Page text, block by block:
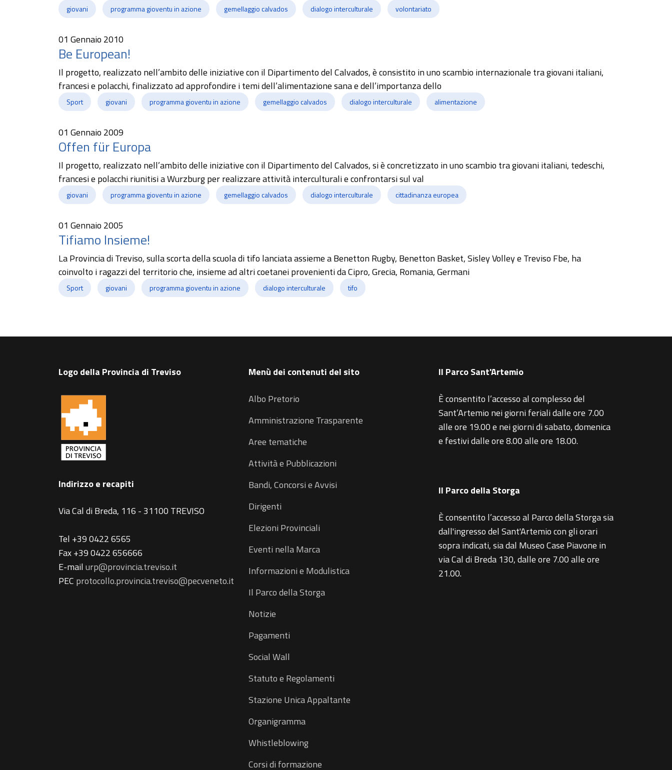
giovani programma gioventu in azione gemellaggio calvados dialogo interculturale volontariato
01 Gennaio 2010
Be European!
Il progetto, realizzato nell’ambito delle iniziative con il Dipartimento del Calvados, è consistito in uno scambio internazionale tra giovani italiani,
francesi e polacchi, finalizzato ad approfondire i temi dell’alimentazione sana e dell’importanza dello
Sport giovani programma gioventu in azione gemellaggio calvados dialogo interculturale alimentazione
01 Gennaio 2009
Offen für Europa
Il progetto, realizzato nell’ambito delle iniziative con il Dipartimento del Calvados, si è concretizzato in uno scambio tra giovani italiani, tedeschi,
francesi e polacchi riunitisi a Wurzburg per realizzare attività interculturali e confrontarsi sul val
giovani programma gioventu in azione gemellaggio calvados dialogo interculturale cittadinanza europea
01 Gennaio 2005
Tifiamo Insieme!
La Provincia di Treviso, sulla scorta della scuola di tifo lanciata assieme a Benetton Rugby, Benetton Basket, Sisley Volley e Treviso Fbe, ha
coinvolto i ragazzi del territorio che, insieme ad altri coetanei provenienti da Cipro, Grecia, Romania, Germani
Sport giovani programma gioventu in azione dialogo interculturale tifo
Logo della Provincia di Treviso
Indirizzo e recapiti
Via Cal di Breda, 116 - 31100 TREVISO
Tel +39 0422 6565
Fax +39 0422 656666
E-mailurp@provincia.treviso.it
PEC protocollo.provincia.treviso@pecveneto.it
Menù dei contenuti del sito
Albo Pretorio
Amministrazione Trasparente
Aree tematiche
Attività e Pubblicazioni
Bandi, Concorsi e Avvisi
Dirigenti
Elezioni Provinciali
Eventi nella Marca
Informazioni e Modulistica
Il Parco della Storga
Notizie
Pagamenti
Social Wall
Statuto e Regolamenti
Stazione Unica Appaltante
Organigramma
Whistleblowing
Corsi di formazione
Il Parco Sant'Artemio
È consentito l’accesso al complesso del
Sant’Artemio nei giorni feriali dalle ore 7.00
alle ore 19.00 e nei giorni di sabato, domenica
e festivi dalle ore 8.00 alle ore 18.00.
Il Parco della Storga
È consentito l’accesso al Parco della Storga sia
dall'ingresso del Sant'Artemio con gli orari
sopra indicati, sia dal Museo Case Piavone in
via Cal di Breda 130, dalle ore 7.00 alle ore
21.00.